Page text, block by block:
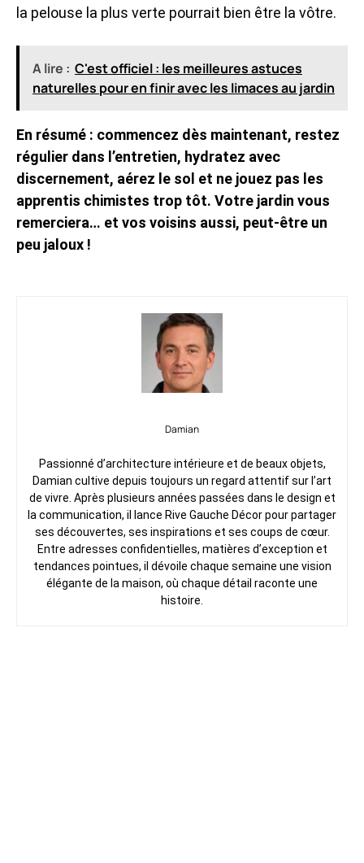
la pelouse la plus verte pourrait bien être la vôtre.
A lire : C'est officiel : les meilleures astuces
naturelles pour en finir avec les limaces au jardin
En résumé : commencez dès maintenant, restez
régulier dans l’entretien, hydratez avec
discernement, aérez le sol et ne jouez pas les
apprentis chimistes trop tôt. Votre jardin vous
remerciera… et vos voisins aussi, peut-être un
peu jaloux !
Damian
Passionné d’architecture intérieure et de beaux objets,
Damian cultive depuis toujours un regard attentif sur l’art
de vivre. Après plusieurs années passées dans le design et
la communication, il lance Rive Gauche Décor pour partager
ses découvertes, ses inspirations et ses coups de cœur.
Entre adresses confidentielles, matières d’exception et
tendances pointues, il dévoile chaque semaine une vision
élégante de la maison, où chaque détail raconte une
histoire.